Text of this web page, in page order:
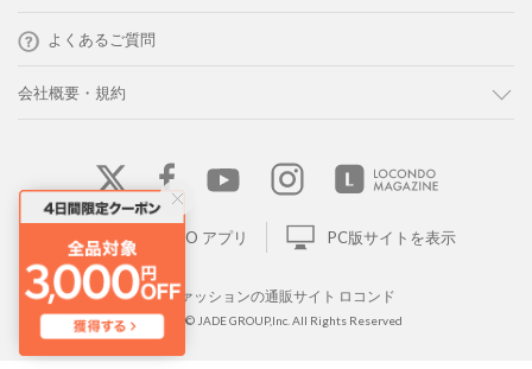
よくあるご質問
会社概要・規約
LOCONDO アプリ PC版サイトを表示
靴とファッションの通販サイト ロコンド
Copyright © JADE GROUP,Inc. All Rights Reserved